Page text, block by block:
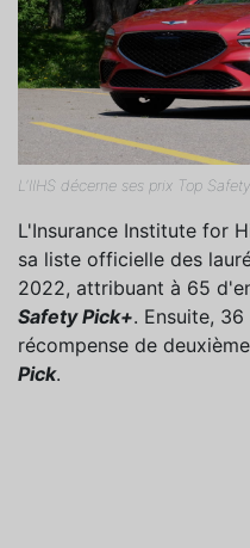
L'IIHS décerne ses prix Top
L'Insurance Institute for
sa liste officielle des
2022, attribuant à 65
Safety Pick+. Ensuite,
récompense de
Pick.